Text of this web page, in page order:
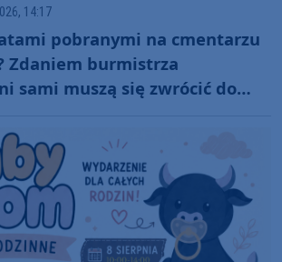
14:17
pobranymi na cmentarzu
Zdaniem burmistrza
sami muszą się zwrócić do